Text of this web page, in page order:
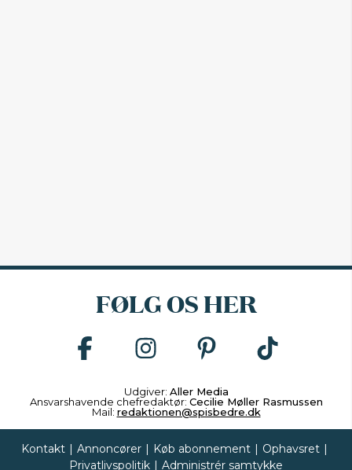
FØLG OS HER
Udgiver: Aller Media
Ansvarshavende chefredaktør: Cecilie Møller Rasmussen
Mail: redaktionen@spisbedre.dk
Kontakt | Annoncører | Køb abonnement | Ophavsret |
Privatlivspolitik | Administrér samtykke